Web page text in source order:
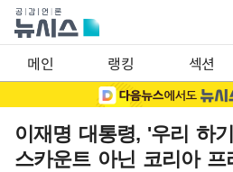
메인 랭킹 섹션
이재명 대통령, '우리 하
스카운트 아닌 코리아